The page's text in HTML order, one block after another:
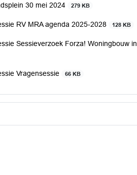
30 mei 2024 279 KB
RV MRA agenda 2025-2028 128 KB
Sessieverzoek Forza! Woningbouw in
Vragensessie 66 KB